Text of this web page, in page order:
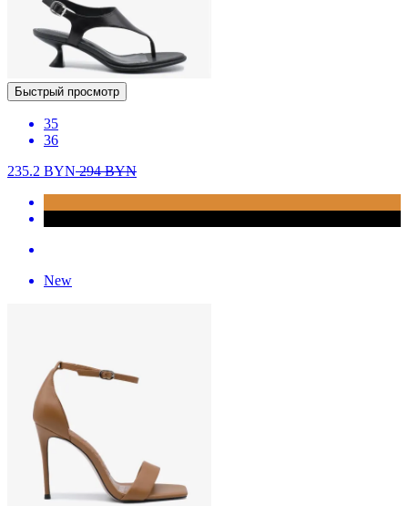
Быстрый просмотр
35
36
235.2 BYN294BYN
New